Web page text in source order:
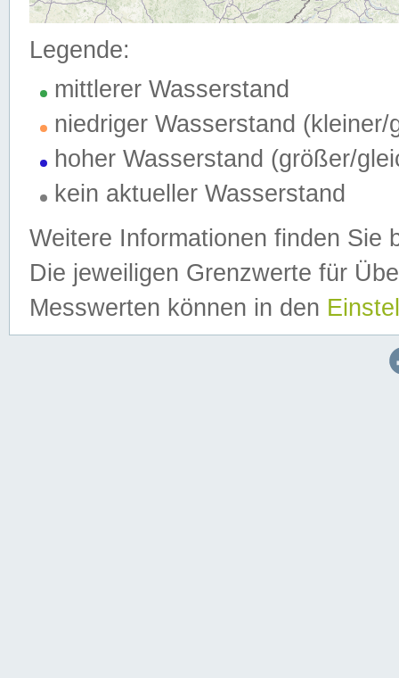
Legende:
mittlerer Wasserstand
niedriger Wasserstand (kleiner/
hoher Wasserstand (größer/
kein aktueller Wasserstand
Weitere Informationen finden Sie
Die jeweiligen Grenzwerte für
Messwerten können in den